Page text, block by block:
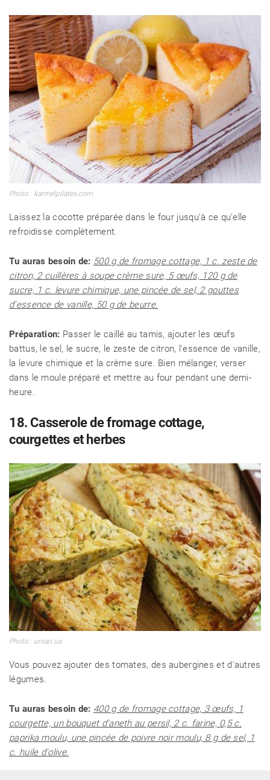
Photo : karmelpilates.com
Laissez la cocotte préparée dans le four jusqu'à ce qu'elle
refroidisse complètement.
Tu auras besoin de: 500 g de fromage cottage, 1 c. zeste de
citron, 2 cuillères à soupe crème sure, 5 œufs, 120 g de
sucre, 1 c. levure chimique, une pincée de sel, 2 gouttes
d'essence de vanille, 50 g de beurre.
Préparation: Passer le caillé au tamis, ajouter les œufs
battus, le sel, le sucre, le zeste de citron, l'essence de vanille,
la levure chimique et la crème sure. Bien mélanger, verser
dans le moule préparé et mettre au four pendant une demi-
heure.
18. Casserole de fromage cottage,
courgettes et herbes
Photo : unian.ua
Vous pouvez ajouter des tomates, des aubergines et d'autres
légumes.
Tu auras besoin de: 400 g de fromage cottage, 3 œufs, 1
courgette, un bouquet d'aneth au persil, 2 c. farine, 0,5 c.
paprika moulu, une pincée de poivre noir moulu, 8 g de sel, 1
c. huile d'olive.